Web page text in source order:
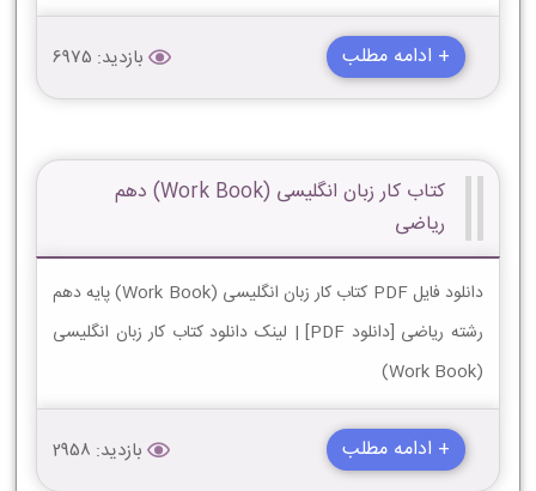
+ ادامه مطلب بازدید: 6975
کتاب کار زبان انگلیسی (Work Book) دهم
ریاضی
دانلود فایل PDF کتاب کار زبان انگلیسی (Work Book) پایه دهم
رشته ریاضی [دانلود PDF] | لینک دانلود کتاب کار زبان انگلیسی
(Work Book)
+ ادامه مطلب بازدید: 2958